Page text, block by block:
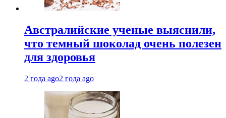
Австралийские ученые выяснили,
что темный шоколад очень полезен
для здоровья
2 года ago2 года ago